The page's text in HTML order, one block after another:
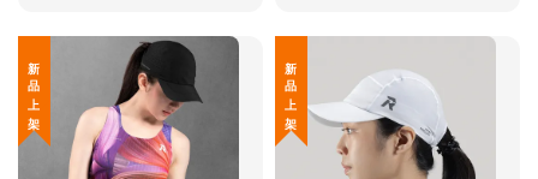
新 品 上 架 新 品 上 架